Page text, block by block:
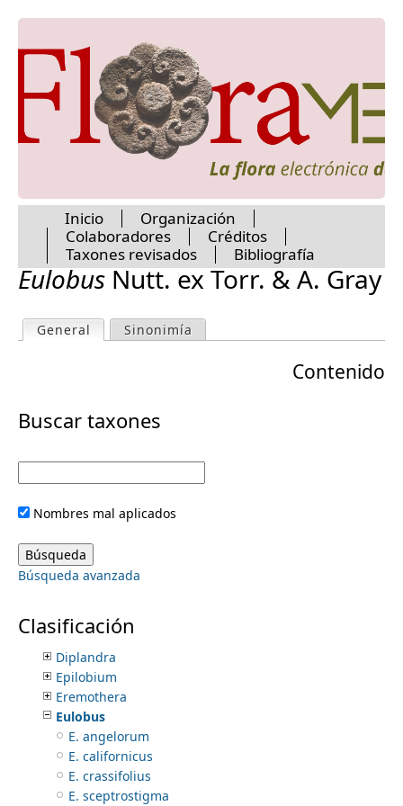
EulobusNutt. ex Torr. & A. Gray
P
i
m
r
y
t
General (active tab)
Sinonimía
Contenido
M
n
u
Inicio
Organización
Colaboradores
Créditos
Taxones revisados
Bibliografía
Buscar taxones
Nombres mal aplicados
Búsqueda avanzada
Clasificación
Meliaceae
Menispermaceae
Menyanthaceae
Metteniusaceae
Mitrastemonaceae
Molluginaceae
Monimiaceae
Muntingiaceae
Musaceae
Myricaceae
Myristicaceae
Myrtaceae
Nartheciaceae
Nelumbonaceae
Nymphaeaceae
Ochnaceae
Onagraceae
Camissonia
Camissoniopsis
Chylismia
Clarkia
Diplandra
Epilobium
Eremothera
Eulobus
E. angelorum
E. californicus
E. crassifolius
E. sceptrostigma